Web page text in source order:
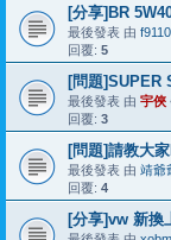
[分享]BR
最後發表 由
回覆: 5
[問題]SUPER
最後發表 由 宇俠
回覆: 3
[問題]請教大
最後發表 由 靖爺
回覆: 4
[分享]vw 新換